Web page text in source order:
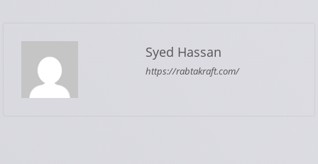
Syed Hassan
https://rabtakraft.com/